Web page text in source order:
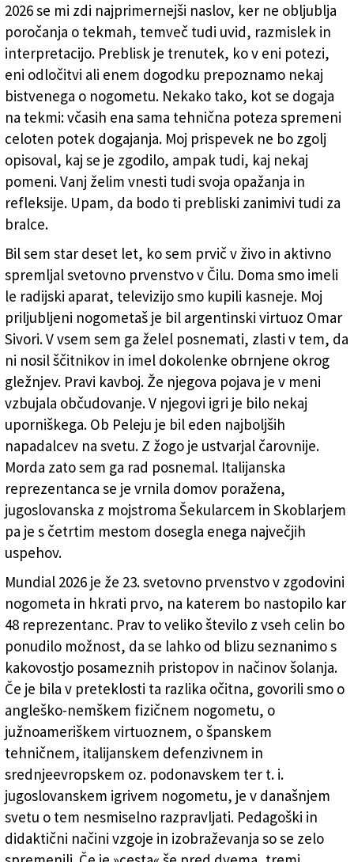
2026 se mi zdi najprimernejši naslov, ker ne obljublja
poročanja o tekmah, temveč tudi uvid, razmislek in
interpretacijo. Preblisk je trenutek, ko v eni potezi,
eni odločitvi ali enem dogodku prepoznamo nekaj
bistvenega o nogometu. Nekako tako, kot se dogaja
na tekmi: včasih ena sama tehnična poteza spremeni
celoten potek dogajanja. Moj prispevek ne bo zgolj
opisoval, kaj se je zgodilo, ampak tudi, kaj nekaj
pomeni. Vanj želim vnesti tudi svoja opažanja in
refleksije. Upam, da bodo ti prebliski zanimivi tudi za
bralce.
Bil sem star deset let, ko sem prvič v živo in aktivno
spremljal svetovno prvenstvo v Čilu. Doma smo imeli
le radijski aparat, televizijo smo kupili kasneje. Moj
priljubljeni nogometaš je bil argentinski virtuoz Omar
Sivori. V vsem sem ga želel posnemati, zlasti v tem, da
ni nosil ščitnikov in imel dokolenke obrnjene okrog
gležnjev. Pravi kavboj. Že njegova pojava je v meni
vzbujala občudovanje. V njegovi igri je bilo nekaj
uporniškega. Ob Peleju je bil eden najboljših
napadalcev na svetu. Z žogo je ustvarjal čarovnije.
Morda zato sem ga rad posnemal. Italijanska
reprezentanca se je vrnila domov poražena,
jugoslovanska z mojstroma Šekularcem in Skoblarjem
pa je s četrtim mestom dosegla enega največjih
uspehov.
Mundial 2026 je že 23. svetovno prvenstvo v zgodovini
nogometa in hkrati prvo, na katerem bo nastopilo kar
48 reprezentanc. Prav to veliko število z vseh celin bo
ponudilo možnost, da se lahko od blizu seznanimo s
kakovostjo posameznih pristopov in načinov šolanja.
Če je bila v preteklosti ta razlika očitna, govorili smo o
angleško-nemškem fizičnem nogometu, o
južnoameriškem virtuoznem, o španskem
tehničnem, italijanskem defenzivnem in
srednjeevropskem oz. podonavskem ter t. i.
jugoslovanskem igrivem nogometu, je v današnjem
svetu o tem nesmiselno razpravljati. Pedagoški in
didaktični načini vzgoje in izobraževanja so se zelo